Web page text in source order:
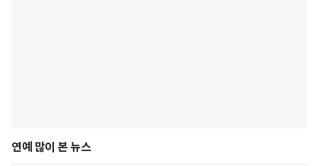
연예 많이 본 뉴스